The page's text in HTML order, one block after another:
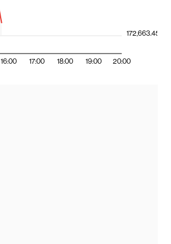
16:00 17:00 18:00 19:00 20:00
172,663.45